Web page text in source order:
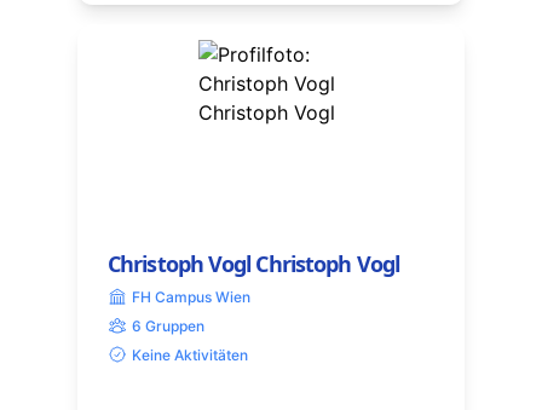
Christoph Vogl Christoph Vogl
FH Campus Wien
6 Gruppen
Keine Aktivitäten